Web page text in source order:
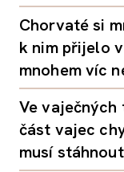
Chorvaté si
k nim přijelo
mnohem víc
Ve
část vajec
musí stáhnout